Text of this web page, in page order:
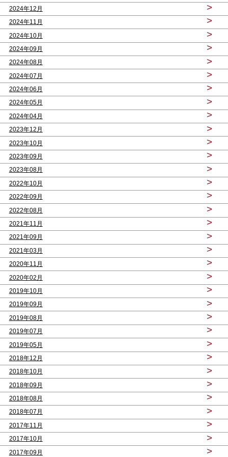
2024年12月 >
2024年11月 >
2024年10月 >
2024年09月 >
2024年08月 >
2024年07月 >
2024年06月 >
2024年05月 >
2024年04月 >
2023年12月 >
2023年10月 >
2023年09月 >
2023年08月 >
2022年10月 >
2022年09月 >
2022年08月 >
2021年11月 >
2021年09月 >
2021年03月 >
2020年11月 >
2020年02月 >
2019年10月 >
2019年09月 >
2019年08月 >
2019年07月 >
2019年05月 >
2018年12月 >
2018年10月 >
2018年09月 >
2018年08月 >
2018年07月 >
2017年11月 >
2017年10月 >
2017年09月 >